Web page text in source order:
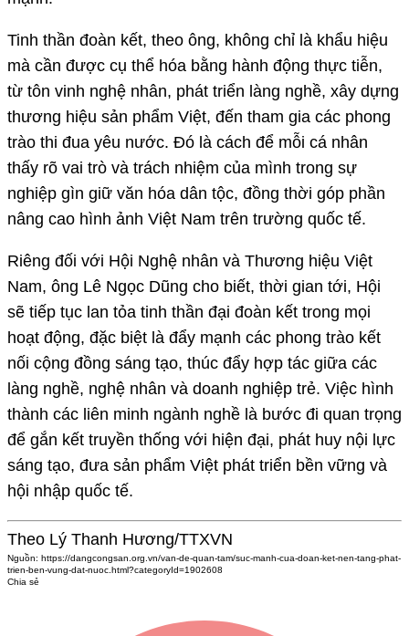
Tinh thần đoàn kết, theo ông, không chỉ là khẩu hiệu
mà cần được cụ thể hóa bằng hành động thực tiễn,
từ tôn vinh nghệ nhân, phát triển làng nghề, xây dựng
thương hiệu sản phẩm Việt, đến tham gia các phong
trào thi đua yêu nước. Đó là cách để mỗi cá nhân
thấy rõ vai trò và trách nhiệm của mình trong sự
nghiệp gìn giữ văn hóa dân tộc, đồng thời góp phần
nâng cao hình ảnh Việt Nam trên trường quốc tế.
Riêng đối với Hội Nghệ nhân và Thương hiệu Việt
Nam, ông Lê Ngọc Dũng cho biết, thời gian tới, Hội
sẽ tiếp tục lan tỏa tinh thần đại đoàn kết trong mọi
hoạt động, đặc biệt là đẩy mạnh các phong trào kết
nối cộng đồng sáng tạo, thúc đẩy hợp tác giữa các
làng nghề, nghệ nhân và doanh nghiệp trẻ. Việc hình
thành các liên minh ngành nghề là bước đi quan trọng
để gắn kết truyền thống với hiện đại, phát huy nội lực
sáng tạo, đưa sản phẩm Việt phát triển bền vững và
hội nhập quốc tế.
Theo Lý Thanh Hương/TTXVN
Nguồn: https://dangcongsan.org.vn/van-de-quan-tam/suc-manh-cua-doan-ket-nen-tang-phat-
trien-ben-vung-dat-nuoc.html?categoryId=1902608
Chia sẻ